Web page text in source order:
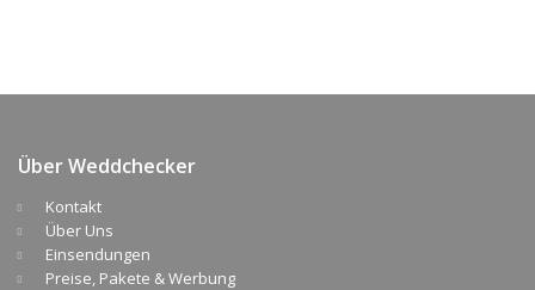
Über Weddchecker
Kontakt
Über Uns
Einsendungen
Preise, Pakete & Werbung